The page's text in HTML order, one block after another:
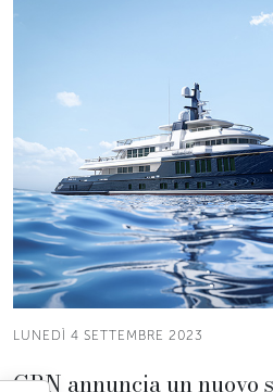
LUNEDÌ 4 SETTEMBRE 2023
CRN annuncia un nuovo